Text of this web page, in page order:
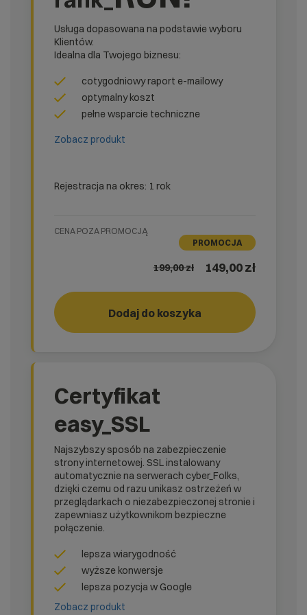
Usługa dopasowana na podstawie wyboru
Klientów.
Idealna dla Twojego biznesu:
cotygodniowy raport e-mailowy
optymalny koszt
pełne wsparcie techniczne
Zobacz produkt
Rejestracja na okres: 1 rok
CENA POZA PROMOCJĄ
PROMOCJA
199,00zł 149,00 zł
Dodaj do koszyka RUN!
Certyfikat
easy_SSL
Najszybszy sposób na zabezpieczenie
strony internetowej. SSL instalowany
automatycznie na serwerach cyber_Folks,
dzięki czemu od razu unikasz ostrzeżeń w
przeglądarkach o niezabezpieczonej stronie i
zapewniasz użytkownikom bezpieczne
połączenie.
lepsza wiarygodność
wyższe konwersje
lepsza pozycja w Google
Zobacz produkt